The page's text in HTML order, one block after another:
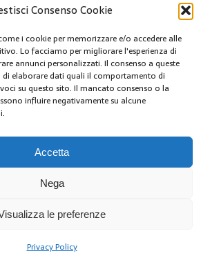
Consenso Cookie
i cookie per memorizzare e/o accedere alle
Lo facciamo per migliorare l'esperienza di
annunci personalizzati. Il consenso a queste
elaborare dati quali il comportamento di
su questo sito. Il mancato consenso o la
influire negativamente su alcune
Accetta
Nega
le preferenze
Privacy Policy
in licenza con i termini